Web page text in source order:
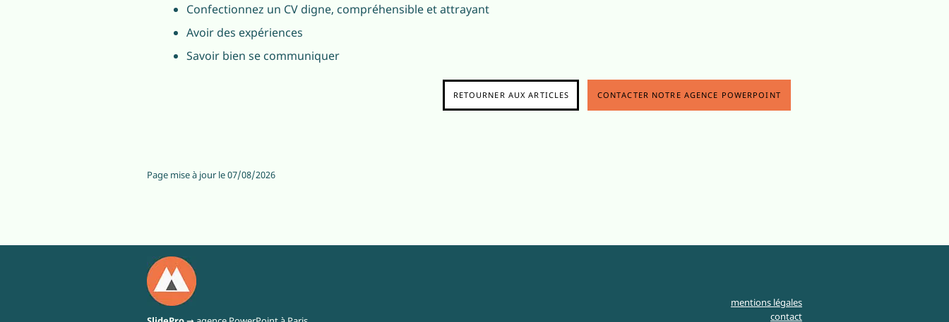
Confectionnez un CV digne, compréhensible et attrayant
Avoir des expériences
Savoir bien se communiquer
RETOURNER AUX ARTICLES CONTACTER NOTRE AGENCE POWERPOINT
Page mise à jour le07/08/2026
mentions légales
contact